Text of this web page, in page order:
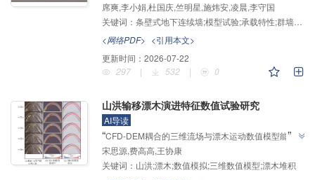
队建立了墙间距与墙埋深影响下的群墙效应系数体系，
为解决地下结构安全性和稳定性高标准要求问题提供解
决方案。”
席爽,李小娟,杜国庆,竺明星,施炜安,凌晨,李守国
关键词： 条壁式地下连续墙;模型试验;承载特性;群墙效应系数
<网络PDF> <引用本文>
更新时间： 2026-07-22
297
| 532 | 0
山洪输移漂木演进特征数值试验研究
AI导读
“CFD-DEM耦合的三维流场与漂木运动数值模型能模
拟漂木三维输移与堆积行为，将其与水槽试验对比，可
支持后续山洪输移漂木的演进特征研究，为解决山区河
”
宋思源,费高高,王协康
关键词： 山洪;漂木;数值模拟;三维数值模型;漂木堆积